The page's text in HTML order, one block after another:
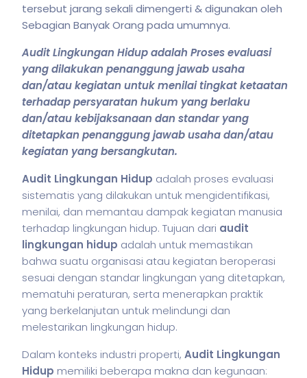
tersebut jarang sekali dimengerti & digunakan oleh
Sebagian Banyak Orang pada umumnya.
Audit Lingkungan Hidup adalah Proses evaluasi
yang dilakukan penanggung jawab usaha
dan/atau kegiatan untuk menilai tingkat ketaatan
terhadap persyaratan hukum yang berlaku
dan/atau kebijaksanaan dan standar yang
ditetapkan penanggung jawab usaha dan/atau
kegiatan yang bersangkutan.
Audit Lingkungan Hidup adalah proses evaluasi
sistematis yang dilakukan untuk mengidentifikasi,
menilai, dan memantau dampak kegiatan manusia
terhadap lingkungan hidup. Tujuan dari audit
lingkungan hidup adalah untuk memastikan
bahwa suatu organisasi atau kegiatan beroperasi
sesuai dengan standar lingkungan yang ditetapkan,
mematuhi peraturan, serta menerapkan praktik
yang berkelanjutan untuk melindungi dan
melestarikan lingkungan hidup.
Dalam konteks industri properti, Audit Lingkungan
Hidup memiliki beberapa makna dan kegunaan: